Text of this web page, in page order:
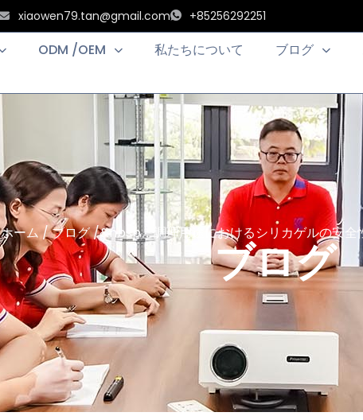
xiaowen79.tan@gmail.com +85256292251
ODM /OEM 私たちについて ブログ
ホーム/ブログ/&nbsp；調理用途におけるシリカゲルの安全
ブログ